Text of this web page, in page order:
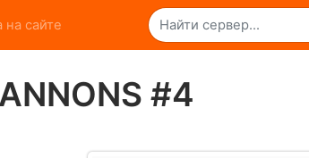
на сайте
#4